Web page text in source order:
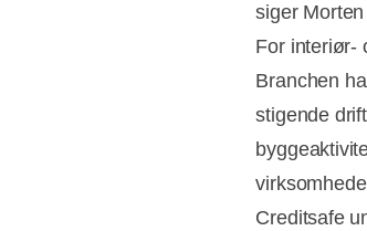
siger
For interiør-
Branchen
stigende
Creditsafe